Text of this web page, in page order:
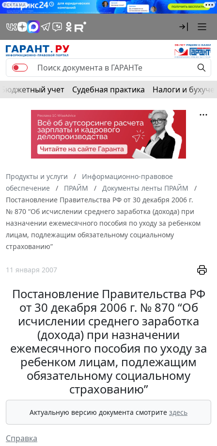
РЕКЛАМА
Бюджетный учет Судебная практика Налоги и
Продукты и услуги
Информационно-правовое
обеспечение
ПРАЙМ
Документы ленты ПРАЙМ
Постановление Правительства РФ от 30 декабря 2006 г.
№ 870 “Об исчислении среднего заработка (дохода) при
назначении ежемесячного пособия по уходу за ребенком
лицам, подлежащим обязательному социальному
страхованию”
11 января 2007
Постановление Правительства РФ
от 30 декабря 2006 г. № 870 “Об
исчислении среднего заработка
(дохода) при назначении
ежемесячного пособия по уходу за
ребенком лицам, подлежащим
обязательному социальному
страхованию”
Актуальную версию документа смотрите здесь
Справка